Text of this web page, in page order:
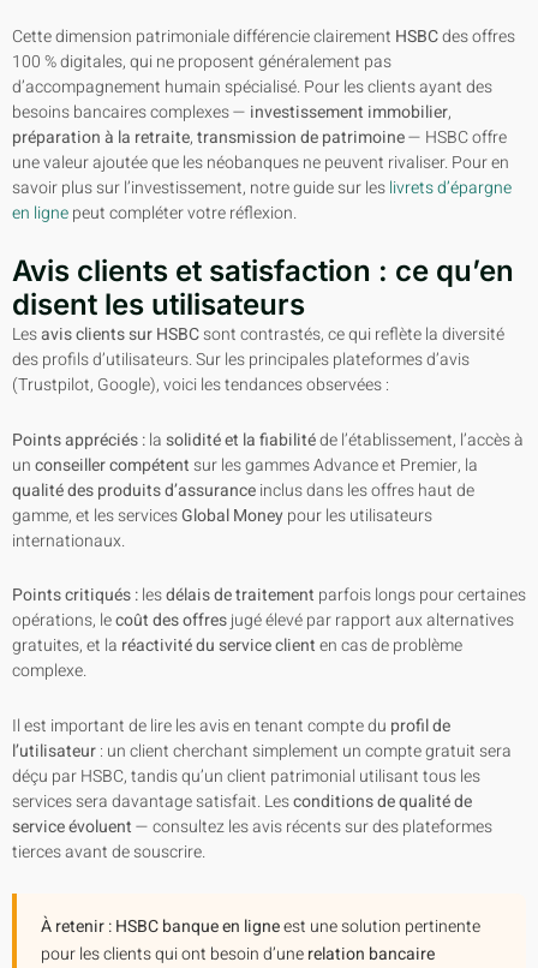
Cette dimension patrimoniale différencie clairement HSBCdes offres
100 % digitales, qui ne proposent généralement pas
d’accompagnement humain spécialisé. Pour les clients ayant des
besoins bancaires complexes — investissement immobilier,
préparation à la retraite,transmission de patrimoine— HSBC offre
une valeur ajoutée que les néobanques ne peuvent rivaliser. Pour en
savoir plus sur l’investissement, notre guide sur leslivrets d’épargne
en lignepeut compléter votre réflexion.
Avis clients et satisfaction : ce qu’en
disent les utilisateurs
Lesavis clients sur HSBCsont contrastés, ce qui reflète la diversité
des profils d’utilisateurs. Sur les principales plateformes d’avis
(Trustpilot, Google), voici les tendances observées :
Points appréciés :lasolidité et la fiabilitéde l’établissement, l’accès à
unconseiller compétentsur les gammes Advance et Premier, la
qualité des produits d’assuranceinclus dans les offres haut de
gamme, et les servicesGlobal Moneypour les utilisateurs
internationaux.
Points critiqués :lesdélais de traitement parfois longs pour certaines
opérations, lecoût des offresjugé élevé par rapport aux alternatives
gratuites, et la réactivité du service clienten cas de problème
complexe.
Il est important de lire les avis en tenant compte du profil de
l’utilisateur: un client cherchant simplement un compte gratuit sera
déçu par HSBC, tandis qu’un client patrimonial utilisant tous les
services sera davantage satisfait. Lesconditions de qualité de
service évoluent— consultez les avis récents sur des plateformes
tierces avant de souscrire.
À retenir :HSBC banque en ligneest une solution pertinente
pour les clients qui ont besoin d’unerelation bancaire